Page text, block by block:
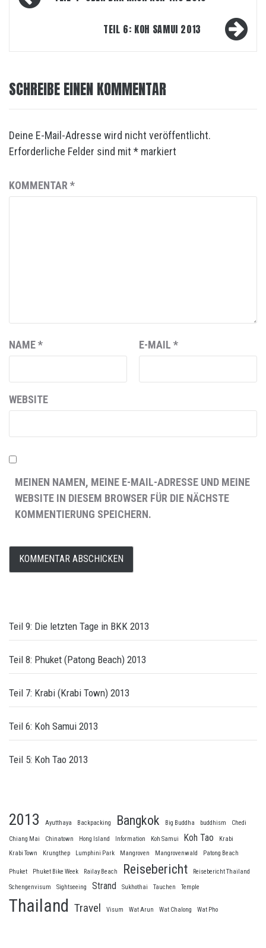
Navigation
TEIL 6: KOH SAMUI 2013
SCHREIBE EINEN KOMMENTAR
Deine E-Mail-Adresse wird nicht veröffentlicht.
Erforderliche Felder sind mit * markiert
KOMMENTAR *
NAME* E-MAIL *
WEBSITE
MEINEN NAMEN, MEINE E-MAIL-ADRESSE UND MEINE
WEBSITE IN DIESEM BROWSER FÜR DIE NÄCHSTE
KOMMENTIERUNG SPEICHERN.
Teil 9: Die letzten Tage in BKK 2013
Teil 8: Phuket (Patong Beach) 2013
Teil 7: Krabi (Krabi Town) 2013
Teil 6: Koh Samui 2013
Teil 5: Koh Tao 2013
2013 Ayutthaya Backpacking Bangkok Big Buddha buddhism Chedi
Chiang Mai Chinatown Hong Island Information Koh Samui Koh Tao
Krabi
Krabi Town
Krungthep Lumphini Park Mangroven Mangrovenwald Patong Beach
Phuket Phuket Bike Week Railay Beach Reisebericht
Reisebericht Thailand
Schengenvisum
Sightseeing Strand Sukhothai Tauchen Temple
Thailand Travel Visum Wat Arun Wat Chalong Wat Pho